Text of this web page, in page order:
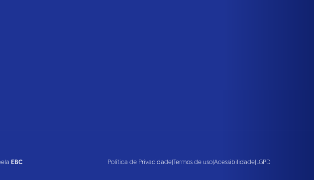
EBC Política de Privacidade|Termos de uso|Acessibilidade|LGPD